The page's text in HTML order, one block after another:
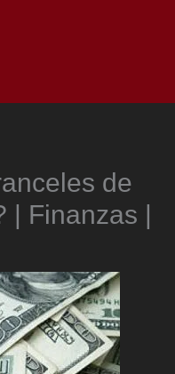
de
| Finanzas |